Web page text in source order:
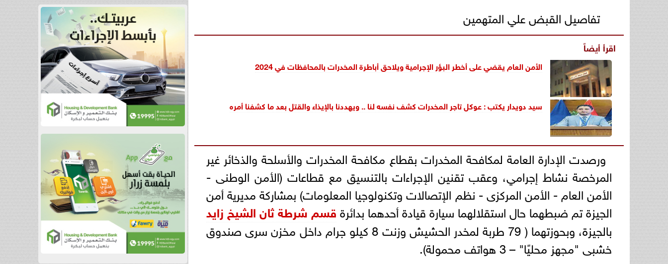
تفاصيل القبض علي المتهمين
اقرأ أيضاً
الأمن العام يقضي على أخطر البؤر الإجرامية ويلاحق أباطرة المخدرات بالمحافظات في 2024
سيد دويدار يكتب : عوكل تاجر المخدرات كشف نفسه لنا .. ويهددنا بالإيذاء والقتل بعد ما كشفنا أمره
ورصدت الإدارة العامة لمكافحة المخدرات بقطاع مكافحة المخدرات والأسلحة والذخائر غير
المرخصة نشاط إجرامي، وعقب تقنين الإجراءات بالتنسيق مع قطاعات (الأمن الوطنى -
الأمن العام - الأمن المركزى - نظم الإتصالات وتكنولوجيا المعلومات) بمشاركة مديرية أمن
الجيزة تم ضبطهما حال استقلالهما سيارة قيادة أحدهما بدائرةقسم شرطة ثان الشيخ زايد
بالجيزة، وبحوزتهما ( 79 طربة لمخدر الحشيش وزنت 8 كيلو جرام داخل مخزن سرى صندوق
خشبى "مجهز محليًا" – 3 هواتف محمولة).